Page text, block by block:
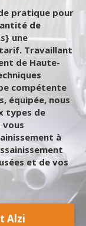
pratique pour
de
une
Travaillant
de Haute-
compétente
équipée, nous
types de
à
et de vos
Alzi